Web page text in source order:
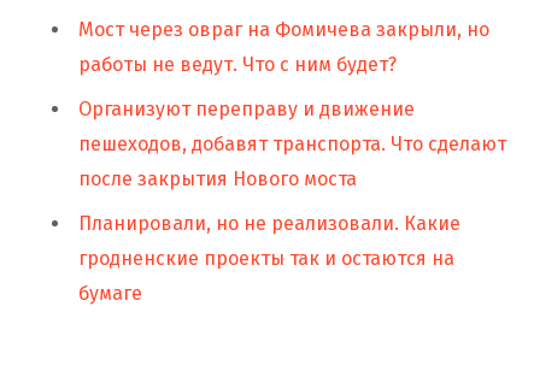
Мост через овраг на Фомичева закрыли, но
работы не ведут. Что с ним будет?
Организуют переправу и движение
пешеходов, добавят транспорта. Что сделают
после закрытия Нового моста
Планировали, но не реализовали. Какие
гродненские проекты так и остаются на
бумаге